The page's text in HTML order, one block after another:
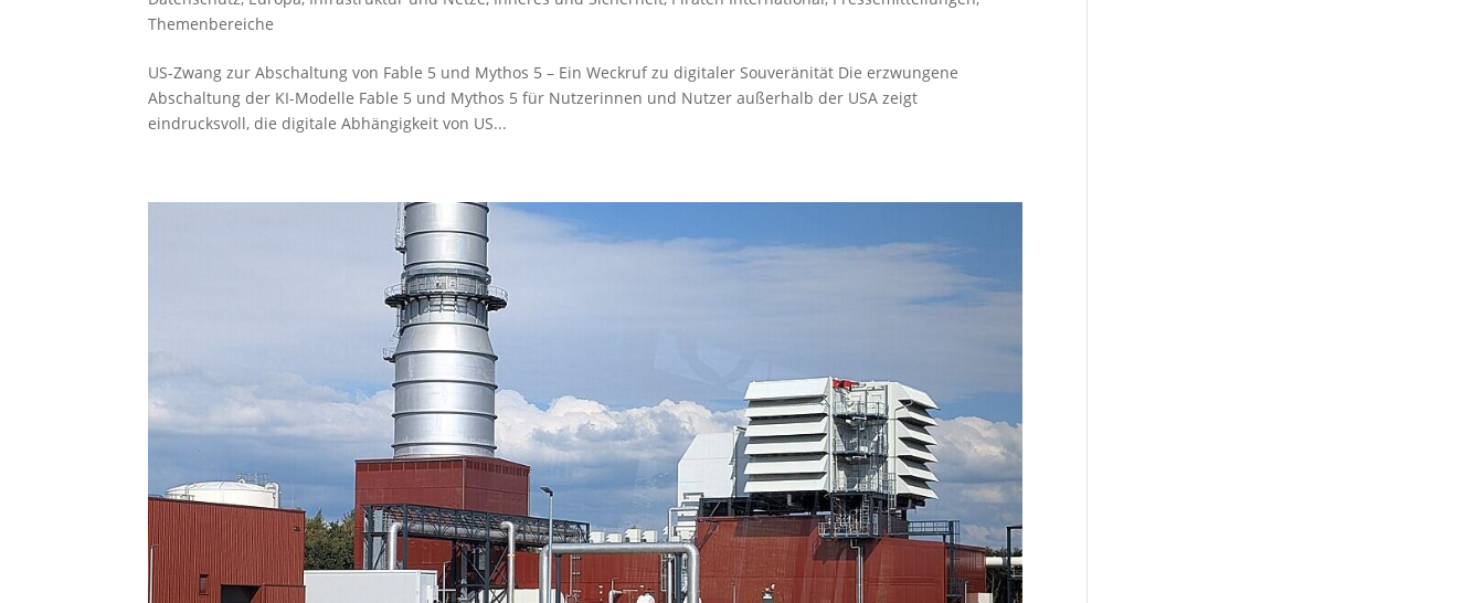
Themenbereiche
US-Zwang zur Abschaltung von Fable 5 und Mythos 5 – Ein Weckruf zu digitaler Souveränität Die erzwungene
Abschaltung der KI-Modelle Fable 5 und Mythos 5 für Nutzerinnen und Nutzer außerhalb der USA zeigt
eindrucksvoll, die digitale Abhängigkeit von US...